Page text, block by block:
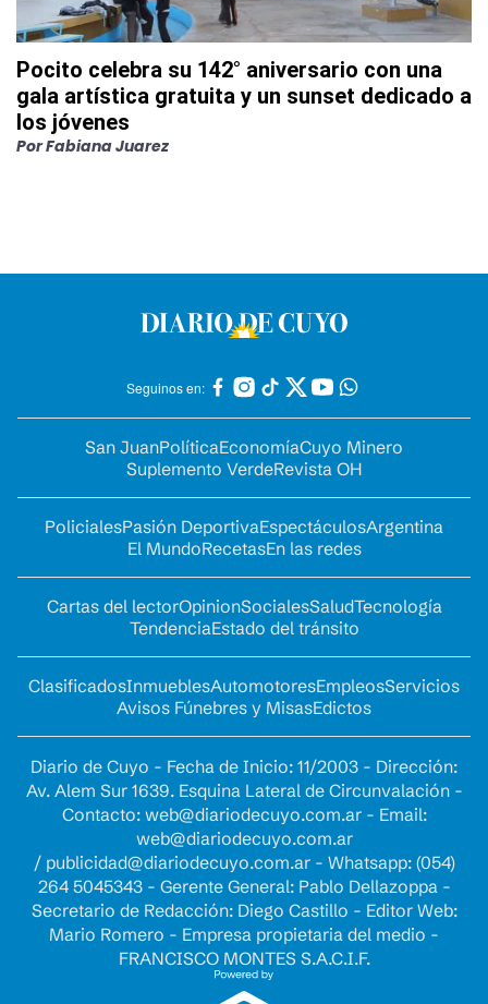
Pocito celebra su 142° aniversario con una
gala artística gratuita y un sunset dedicado a
los jóvenes
PorFabiana Juarez
Seguinos en:
San JuanPolíticaEconomíaCuyo Minero
Suplemento VerdeRevista OH
PolicialesPasión DeportivaEspectáculosArgentina
El MundoRecetasEn las redes
Cartas del lectorOpinionSocialesSaludTecnología
TendenciaEstado del tránsito
ClasificadosInmueblesAutomotoresEmpleosServicios
Avisos Fúnebres y MisasEdictos
Diario de Cuyo - Fecha de Inicio: 11/2003 - Dirección:
Av. Alem Sur 1639. Esquina Lateral de Circunvalación -
Contacto: web@diariodecuyo.com.ar- Email:
web@diariodecuyo.com.ar
/ publicidad@diariodecuyo.com.ar- Whatsapp: (054)
264 5045343 - Gerente General: Pablo Dellazoppa -
Secretario de Redacción: Diego Castillo - Editor Web:
Mario Romero - Empresa propietaria del medio -
FRANCISCO MONTES S.A.C.I.F.